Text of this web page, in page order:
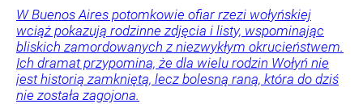
W Buenos Aires potomkowie ofiar rzezi wołyńskiej
wciąż pokazują rodzinne zdjęcia i listy, wspominając
bliskich zamordowanych z niezwykłym okrucieństwem.
Ich dramat przypomina, że dla wielu rodzin Wołyń nie
jest historią zamkniętą, lecz bolesną raną, która do dziś
nie została zagojona.